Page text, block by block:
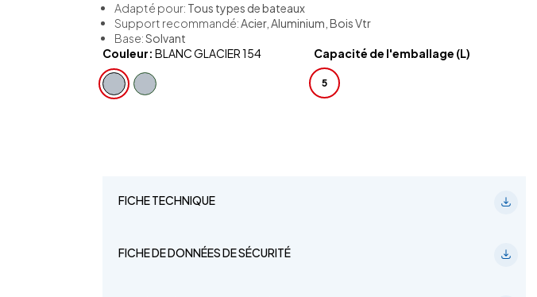
Adapté pour: Tous types de bateaux
Support recommandé:Acier, Aluminium, Bois Vtr
Base:Solvant
Couleur: BLANC GLACIER 154 Capacité de l'emballage (L)
5
FICHE TECHNIQUE
FICHE DE DONNÉES DE SÉCURITÉ